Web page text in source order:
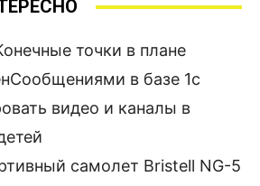
точки в плане
в базе 1с
видео и каналы в
самолет Bristell NG-5